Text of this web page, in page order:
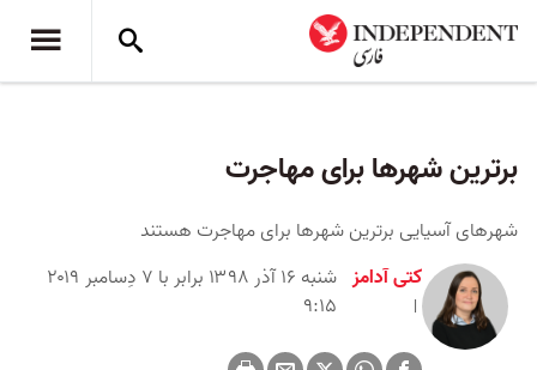
برترین شهرها برای مهاجرت
شهرهای آسیایی برترین شهرها برای مهاجرت هستند
کتی آدامز
شنبه ۱۶ آذر ۱۳۹۸ برابر با ۷ دِسامبر ۲۰۱۹
۹:۱۵